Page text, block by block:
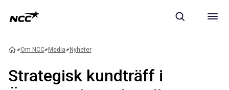
Om NCC Media Nyheter
Strategisk kundträff i